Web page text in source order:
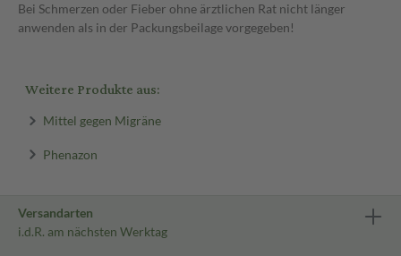
Bei Schmerzen oder Fieber ohne ärztlichen Rat nicht länger
anwenden als in der Packungsbeilage vorgegeben!
Weitere Produkte aus:
Mittel gegen Migräne
Phenazon
Versandarten
i.d.R. am nächsten Werktag